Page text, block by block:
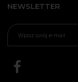
NEWSLETTER